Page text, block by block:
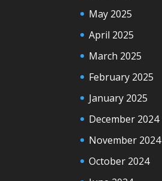
May 2025
April 2025
March 2025
February 2025
January 2025
December 2024
November 2024
October 2024